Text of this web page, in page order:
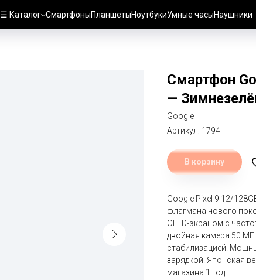
☰ Каталог СмартфоныПланшетыНоутбукиУмные часыНаушники
Смартфон
—
Google
Артикул: 1794
В корзину
Google Pixel 9 12/
флагмана нового
OLED-экраном с
двойная камера 50
стабилизацией.
зарядкой. Японская
магазина 1 год.